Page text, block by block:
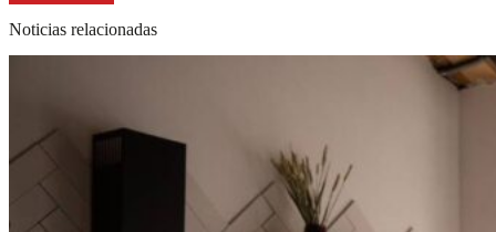
Noticias relacionadas